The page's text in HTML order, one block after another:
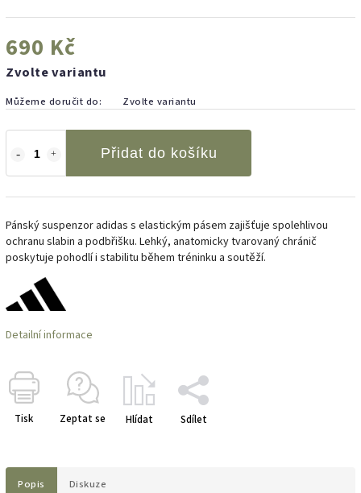
690 Kč
Zvolte variantu
Můžeme doručit do: Zvolte variantu
Přidat do košíku
Pánský suspenzor adidas s elastickým pásem zajišťuje spolehlivou
ochranu slabin a podbřišku. Lehký, anatomicky tvarovaný chránič
poskytuje pohodlí i stabilitu během tréninku a soutěží.
Detailní informace
Tisk Zeptat se Hlídat Sdílet
Popis Diskuze